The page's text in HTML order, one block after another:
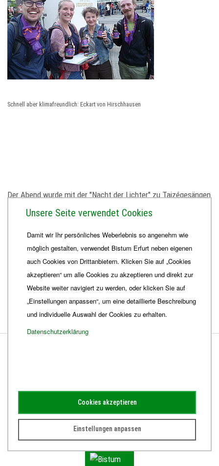
Schnell aber klimafreundlich: Eckart von Hirschhausen
Der Abend wurde mit der "Nacht der Lichter" zu Taizégesängen
in der Kirche St. Severi beeendet. Mit dabei war auch der neue
Fotos: Bistum Erfurt - Juliane Körber | Andrea Wilke | Marcus
Hellwing | Paul-Philipp Braun
+49 361 6572-0
Fax+49 361 6572-444
Bistum-Erfurt.de
Unsere Seite verwendet Cookies
Damit wir Ihr persönliches Weberlebnis so angenehm wie
möglich gestalten, verwendet Bistum Erfurt neben eigenen
auch Cookies von Drittanbietern. Klicken Sie auf „Cookies
akzeptieren“ um alle Cookies zu akzeptieren und direkt zur
Website weiter navigiert zu werden, oder klicken Sie auf
„Einstellungen anpassen“, um eine detaillierte Beschreibung
und individuelle Auswahl der Cookies zu erhalten.
Datenschutzerklärung
Einstellungen anpassen
Cookies akzeptieren